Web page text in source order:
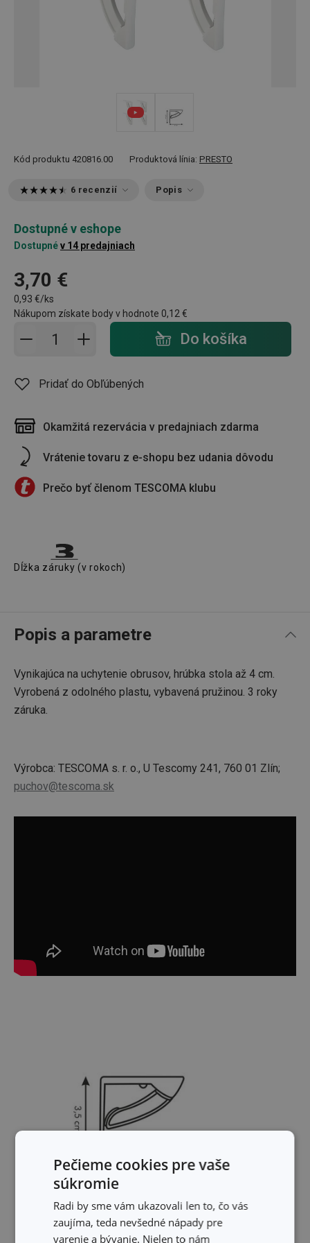
Kód produktu 420816.00 Produktová línia: PRESTO
6 recenzií Popis
Dostupné v eshope
Dostupnév 14 predajniach
3,70 €
0,93 €/ks
Nákupom získate body v hodnote 0,12 €
Pridať do košíka - počet Do košíka
Pridať do Obľúbených
Okamžitá rezervácia v predajniach zdarma
Vrátenie tovaru z e-shopu bez udania dôvodu
Prečo byť členom TESCOMA klubu
Dĺžka záruky (v rokoch)
Popis a parametre
Vynikajúca na uchytenie obrusov, hrúbka stola až 4 cm.
Vyrobená z odolného plastu, vybavená pružinou. 3 roky
záruka.
Výrobca: TESCOMA s. r. o., U Tescomy 241, 760 01 Zlín;
puchov@tescoma.sk
Pečieme cookies pre vaše
súkromie
Radi by sme vám ukazovali len to, čo vás
zaujíma, teda nevšedné nápady pre
varenie a bývanie. Nielen to nám